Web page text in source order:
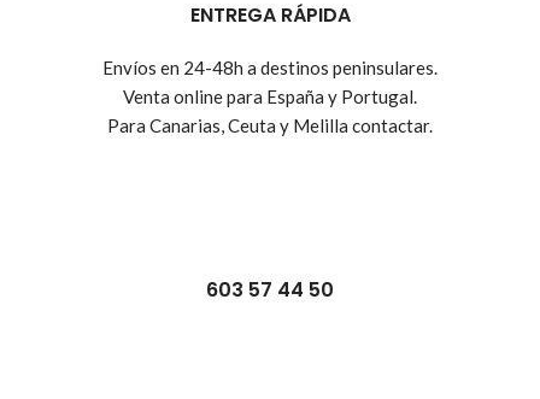
ENTREGA RÁPIDA
Envíos en 24-48h a destinos peninsulares.
Venta online para España y Portugal.
Para Canarias, Ceuta y Melilla contactar.
603 57 44 50